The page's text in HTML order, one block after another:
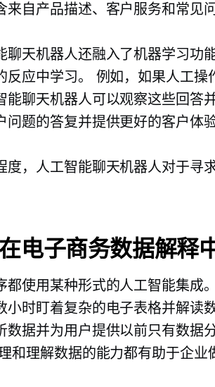
来自产品描述、客户服务和常见
聊天机器人还融入了机器学习功
反应中学习。 例如，如果人工操
能聊天机器人可以观察这些回答
问题的答复并提供更好的客户体验
度，人工智能聊天机器人对于寻
电子商务数据解释
都使用某种形式的人工智能集成
小时盯着复杂的电子表格并解读
数据并为用户提供以前只有数据
和理解数据的能力都有助于企业